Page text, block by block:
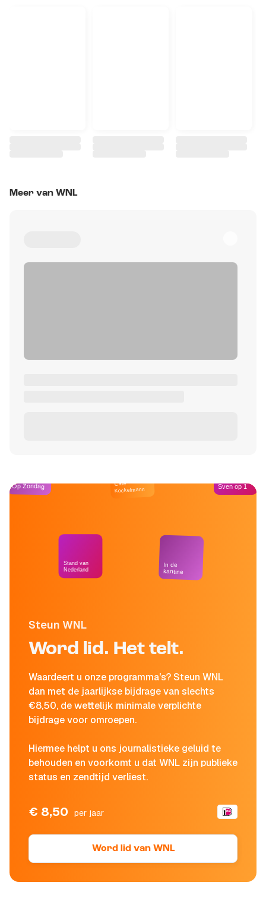
Meer van WNL
Steun WNL
Word lid. Het telt.
Waardeert u onze programma's? Steun WNL
dan met de jaarlijkse bijdrage van slechts
€8,50, de wettelijk minimale verplichte
bijdrage voor omroepen.
Hiermee helpt u ons journalistieke geluid te
behouden en voorkomt u dat WNL zijn publieke
status en zendtijd verliest.
€ 8,50 per jaar
Word lid van WNL
Op Zondag
Stand van
Nederland
Café
Kockelmann
In de
kantine
Sven op 1